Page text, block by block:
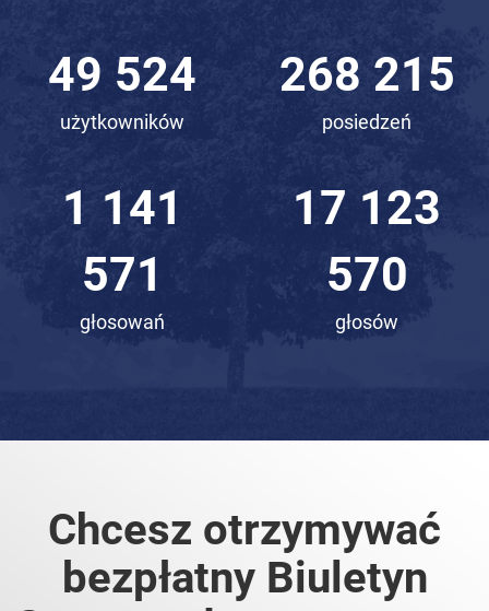
62 994
użytkowników
341 167
posiedzeń
1 492
911
głosowań
22 393
679
głosów
Chcesz otrzymywać
bezpłatny Biuletyn